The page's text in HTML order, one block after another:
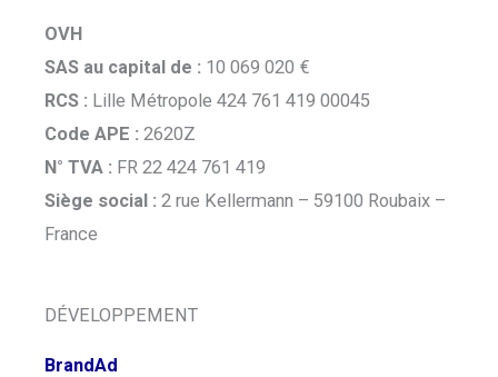
OVH
SAS au capital de : 10 069 020 €
RCS : Lille Métropole 424 761 419 00045
Code APE : 2620Z
N° TVA : FR 22 424 761 419
Siège social : 2 rue Kellermann – 59100 Roubaix –
France
DÉVELOPPEMENT
BrandAd